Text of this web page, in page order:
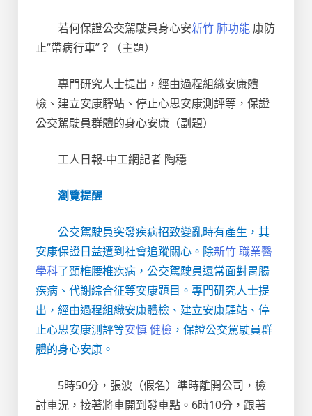
若何保證公交駕駛員身心安新竹 肺功能 康防
止“帶病行車”？（主題）
專門研究人士提出，經由過程組織安康體
檢、建立安康驛站、停止心思安康測評等，保證
公交駕駛員群體的身心安康（副題）
工人日報-中工網記者 陶穩
瀏覽提醒
公交駕駛員突發疾病招致變亂時有產生，其
安康保證日益遭到社會追蹤關心。除新竹 職業醫
學科了頸椎腰椎疾病，公交駕駛員還常面對胃腸
疾病、代謝綜合征等安康題目。專門研究人士提
出，經由過程組織安康體檢、建立安康驛站、停
止心思安康測評等安慎 健檢 ，保證公交駕駛員群
體的身心安康。
5時50分，張波（假名）準時離開公司，檢
討車況，接著將車開到發車點。6時10分，跟著